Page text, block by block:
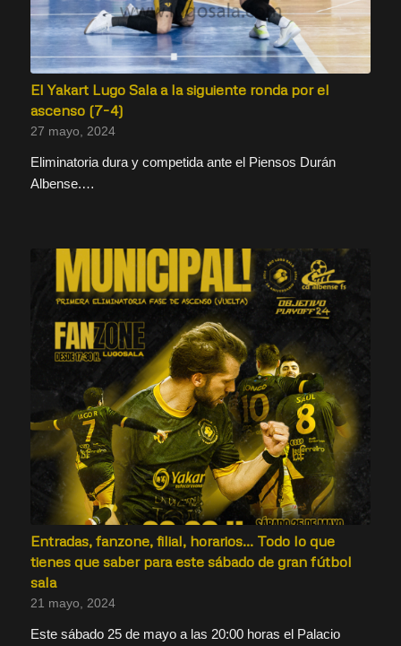
El Yakart Lugo Sala a la siguiente ronda por el
ascenso (7-4)
27 mayo, 2024
Eliminatoria dura y competida ante el Piensos Durán
Albense.…
Entradas, fanzone, filial, horarios… Todo lo que
tienes que saber para este sábado de gran fútbol
sala
21 mayo, 2024
Este sábado 25 de mayo a las 20:00 horas el Palacio